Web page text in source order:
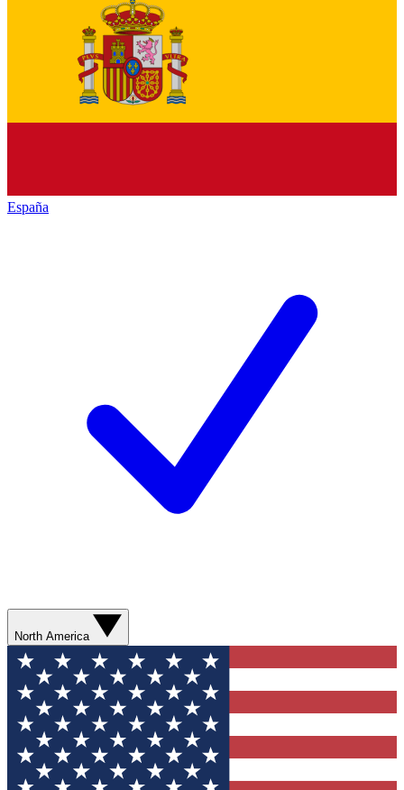
España
North America